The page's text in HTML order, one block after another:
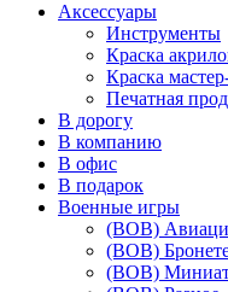
Аксессуары
Инструменты
Краска
Краска
Печатная
В дорогу
В компанию
В офис
В подарок
Военные игры
(ВОВ)
(ВОВ)
(ВОВ)